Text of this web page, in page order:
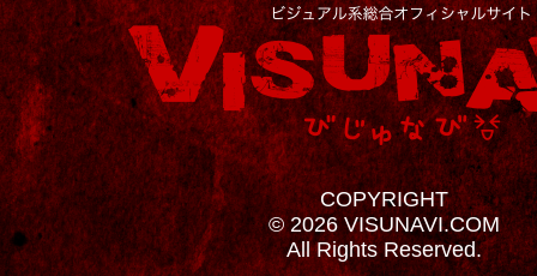
COPYRIGHT
© 2026 VISUNAVI.COM
All Rights Reserved.